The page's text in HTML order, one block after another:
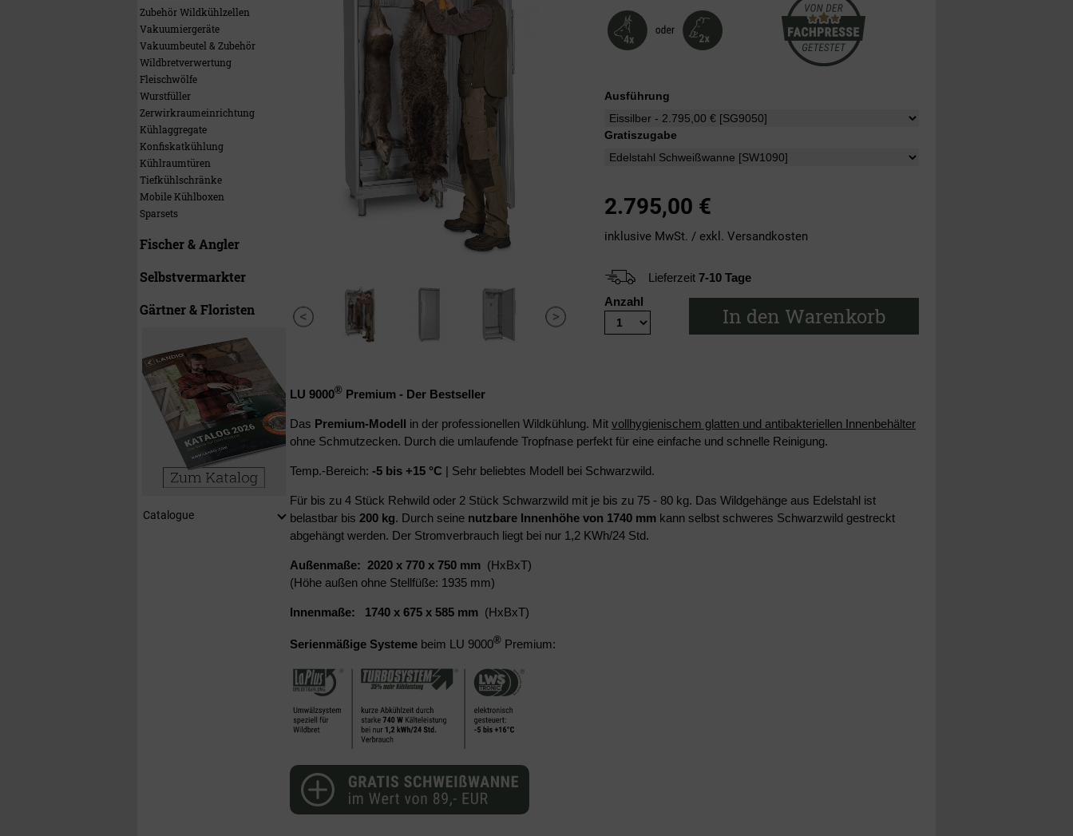
Zubehör Wildkühlzellen
Vakuumiergeräte
Vakuumbeutel & Zubehör
Wildbretverwertung
Fleischwölfe
Wurstfüller
Zerwirkraumeinrichtung
Kühlaggregate
Konfiskatkühlung
Kühlraumtüren
Tiefkühlschränke
Mobile Kühlboxen
Sparsets
Fischer & Angler
Selbstvermarkter
Gärtner & Floristen
Catalogue
Ausführung
Gratiszugabe
2.795,00 €
inklusive MwSt. / exkl. Versandkosten
Lieferzeit 7-10 Tage
Anzahl
In den Warenkorb
LU 9000® Premium - Der Bestseller
Das Premium-Modell in der professionellen Wildkühlung. Mit vollhygienischem glatten und antibakteriellen Innenbehälter
ohne Schmutzecken. Durch die umlaufende Tropfnase perfekt für eine einfache und schnelle Reinigung.
Temp.-Bereich: -5 bis +15 °C | Sehr beliebtes Modell bei Schwarzwild.
Für bis zu 4 Stück Rehwild oder 2 Stück Schwarzwild mit je bis zu 75 - 80 kg. Das Wildgehänge aus Edelstahl ist
belastbar bis 200 kg. Durch seine nutzbare Innenhöhe von 1740 mm kann selbst schweres Schwarzwild gestreckt
abgehängt werden. Der Stromverbrauch liegt bei nur 1,2 KWh/24 Std.
Außenmaße: 2020 x 770 x 750 mm (HxBxT)
(Höhe außen ohne Stellfüße: 1935 mm)
Innenmaße: 1740 x 675 x 585 mm (HxBxT)
Serienmäßige Systeme beim LU 9000® Premium: